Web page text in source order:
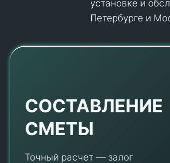
установке и
Петербурге и
СОСТАВЛЕНИЕ
СМЕТЫ
Точный расчет — залог